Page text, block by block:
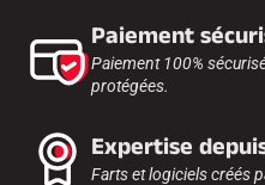
Paiement
Paiement 100%
protégées.
Expertise
Farts et logiciels créés